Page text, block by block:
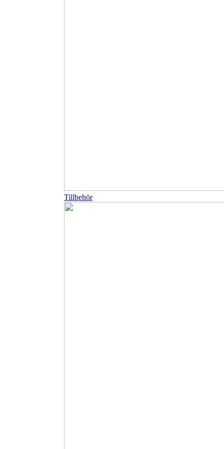
Tillbehör